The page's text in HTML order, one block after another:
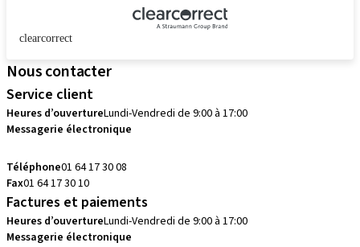
clearcorrect
Nous contacter
Service client
Heures d’ouvertureLundi-Vendredi de 9:00 à 17:00
Messagerie électronique
Téléphone01 64 17 30 08
Fax01 64 17 30 10
Factures et paiements
Heures d’ouvertureLundi-Vendredi de 9:00 à 17:00
Messagerie électronique